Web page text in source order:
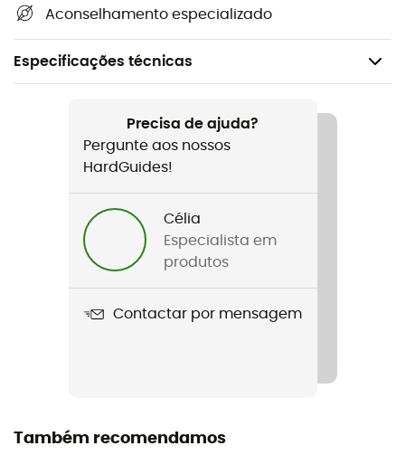
Aconselhamento especializado
Especificações técnicas
Nome do produto
Integrated visor
Carcaça exterior
Precisa de ajuda?
Pergunte aos nossos
HardGuides!
Célia
Especialista em
produtos
Contactar por mensagem
Também recomendamos